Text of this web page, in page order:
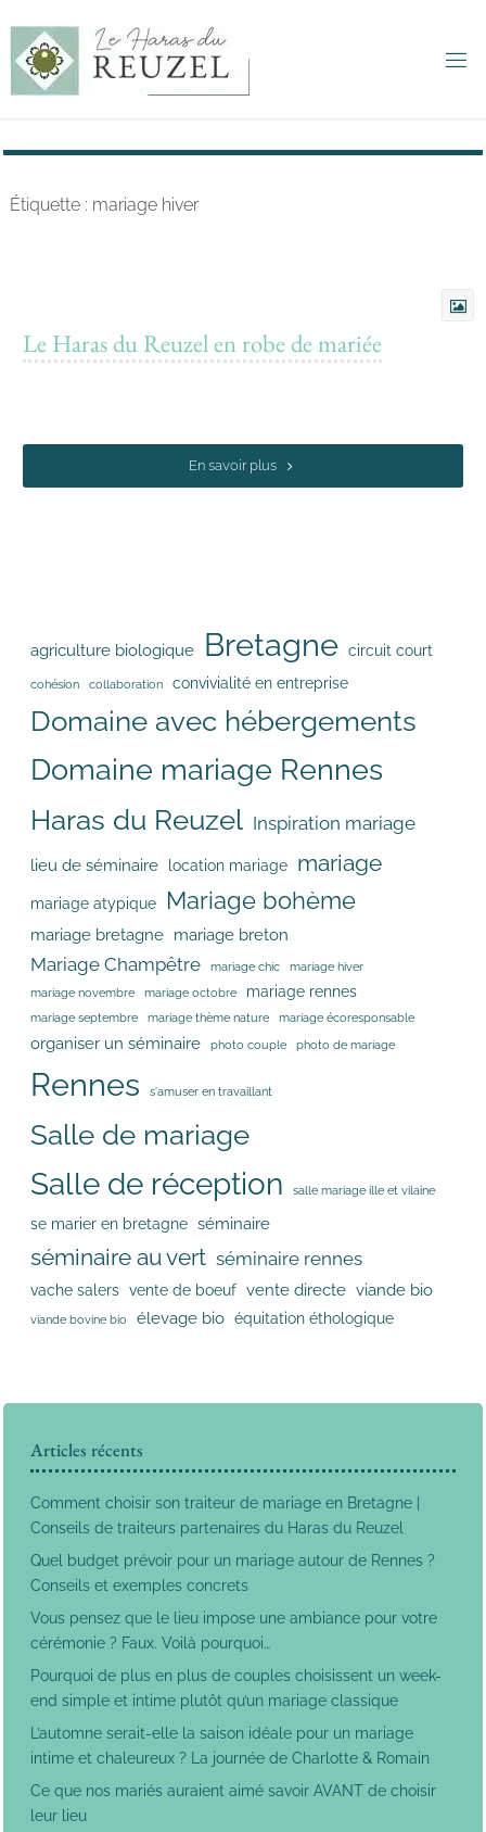
&
Étiquette : mariage hiver
Le Haras du Reuzel en robe de mariée
En savoir plus
agriculture biologique Bretagne circuit court
cohésion collaboration convivialité en entreprise
Domaine avec hébergements
Domaine mariage Rennes
Haras du Reuzel Inspiration mariage
lieu de séminaire location mariage mariage
mariage atypique Mariage bohème
mariage bretagne mariage breton
Mariage Champêtre mariage chic
mariage hiver
mariage novembre
mariage octobre mariage rennes
mariage septembre mariage thème nature mariage écoresponsable
organiser un séminaire photo couple photo de mariage
Rennes s'amuser en travaillant
Salle de mariage
Salle de réception salle mariage ille et vilaine
se marier en bretagne séminaire
séminaire au vert séminaire rennes
vache salers vente de boeuf vente directe viande bio
viande bovine bio élevage bio équitation éthologique
Articles récents
Comment choisir son traiteur de mariage en Bretagne |
Conseils de traiteurs partenaires du Haras du Reuzel
Quel budget prévoir pour un mariage autour de Rennes ?
Conseils et exemples concrets
Vous pensez que le lieu impose une ambiance pour votre
cérémonie ? Faux. Voilà pourquoi…
Pourquoi de plus en plus de couples choisissent un week-
end simple et intime plutôt qu’un mariage classique
L’automne serait-elle la saison idéale pour un mariage
intime et chaleureux ? La journée de Charlotte & Romain
Ce que nos mariés auraient aimé savoir AVANT de choisir
leur lieu